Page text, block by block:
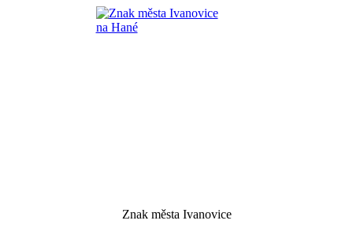
Znak města Ivanovice